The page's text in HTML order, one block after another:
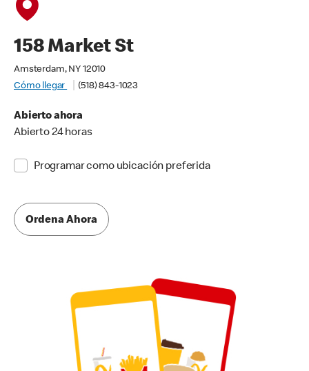
158 Market St
Amsterdam, NY 12010
Cómo llegar
(518) 843-1023
Abierto ahora
Abierto 24 horas
Programar como ubicación preferida
Ordena Ahora